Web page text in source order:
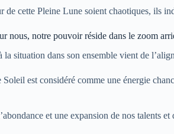
de cette Pleine Lune soient chaotiques, ils
nous, notre pouvoir réside dans le zoom
situation dans son ensemble vient de
est considéré comme une énergie
et une expansion de nos talents et